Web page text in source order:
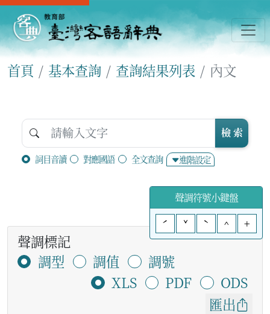
首頁 基本查詢 查詢結果列表 內文
詞目音讀 對應國語 全文查詢 進階設定
檢 索
聲調符號小鍵盤
ˊ
ˇ ˋ ^ +
聲調標記
調型
調值
調號
XLS
PDF
ODS
匯出